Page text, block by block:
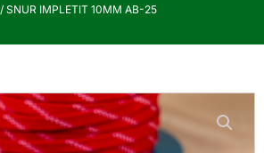
/ SNUR IMPLETIT 10MM AB-25